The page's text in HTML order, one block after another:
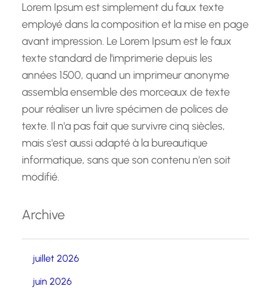
Lorem Ipsum est simplement du faux texte
employé dans la composition et la mise en page
avant impression. Le Lorem Ipsum est le faux
texte standard de l'imprimerie depuis les
années 1500, quand un imprimeur anonyme
assembla ensemble des morceaux de texte
pour réaliser un livre spécimen de polices de
texte. Il n'a pas fait que survivre cinq siècles,
mais s'est aussi adapté à la bureautique
informatique, sans que son contenu n'en soit
modifié.
Archive
juillet 2026
juin 2026